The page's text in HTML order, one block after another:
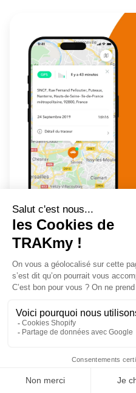
Une seule application pour
Localisez vos traceurs
Gérez vos alarmes
Gérez vos zones de